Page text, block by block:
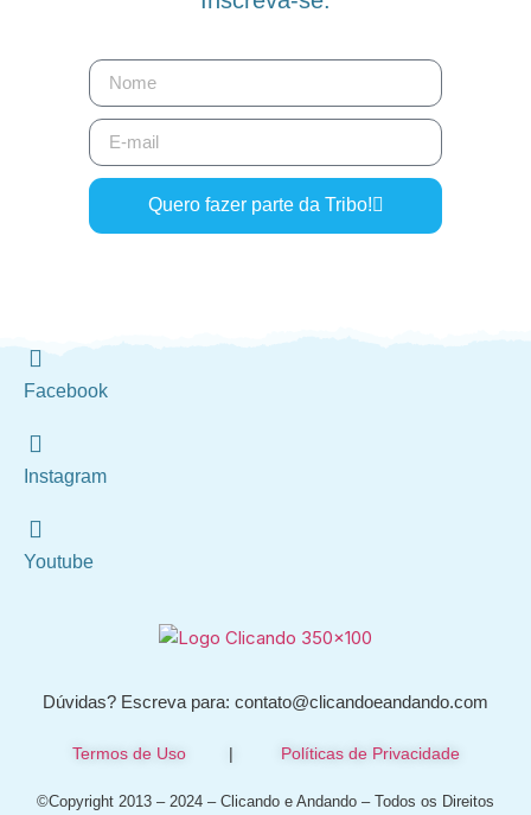
Quero fazer parte da Tribo!
Facebook
Instagram
Youtube
Dúvidas? Escreva para: contato@clicandoeandando.com
Termos de Uso| Políticas de Privacidade
©Copyright 2013 – 2024 – Clicando e Andando – Todos os Direitos